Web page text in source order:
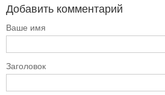
Добавить комментарий
Ваше имя
Заголовок